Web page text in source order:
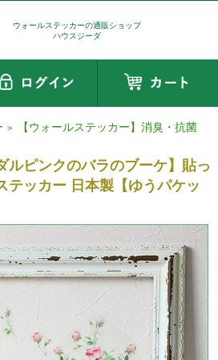
ウォールステッカーの通販ショップ
ハウスジーダ
> 【ウォールステッカー】消臭・抗菌
ルピンクのバラのブーケ】貼っ
テッカー 日本製【ゆうパケッ